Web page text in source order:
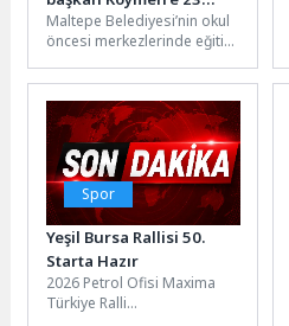
Nisan ziyareti
Maltepe Belediyesi’nin okul
öncesi merkezlerinde eğitim
kapsamında Maltepe
Belediye Başkanı Mimar...
Spor
Yeşil Bursa Rallisi 50.
Starta Hazır
2026 Petrol Ofisi Maxima
Türkiye Ralli